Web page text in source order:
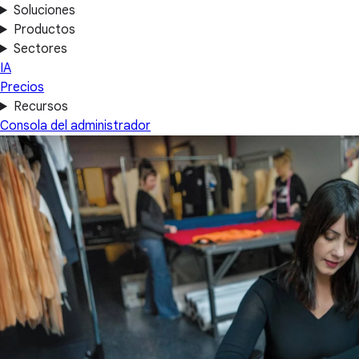
Soluciones
Productos
Sectores
IA
Precios
Recursos
Consola del administrador